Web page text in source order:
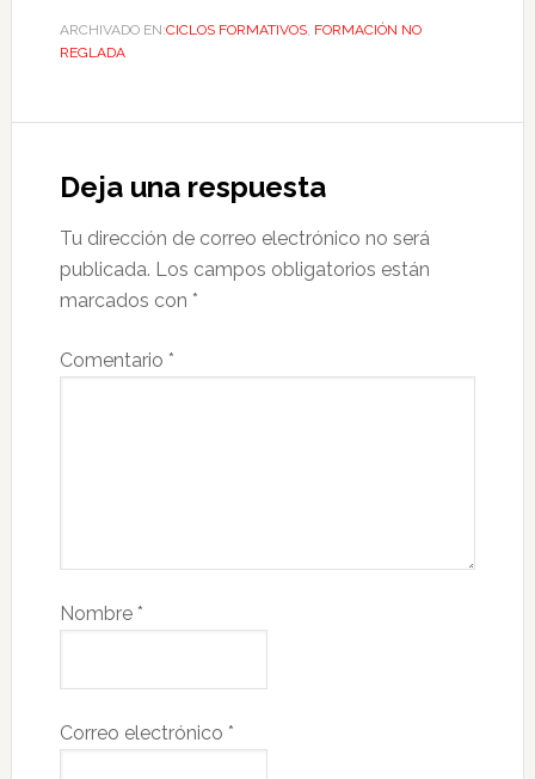
ARCHIVADO EN:CICLOS FORMATIVOS, FORMACIÓN NO
REGLADA
Deja una respuesta
Tu dirección de correo electrónico no será
publicada. Los campos obligatorios están
marcados con *
Comentario *
Nombre *
Correo electrónico *